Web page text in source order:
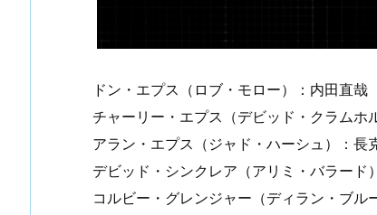
ドン・エプス（ロブ・モロー）：内田直哉
チャーリー・エプス（デビッド・クラムホ
アラン・エプス（ジャド・ハーシュ）：長
デビッド・シンクレア（アリミ・バラード
コルビー・グレンジャー（ディラン・ブル